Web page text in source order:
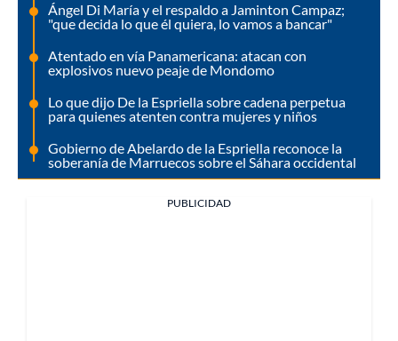
Ángel Di María y el respaldo a Jaminton Campaz;
"que decida lo que él quiera, lo vamos a bancar"
Atentado en vía Panamericana: atacan con
explosivos nuevo peaje de Mondomo
Lo que dijo De la Espriella sobre cadena perpetua
para quienes atenten contra mujeres y niños
Gobierno de Abelardo de la Espriella reconoce la
soberanía de Marruecos sobre el Sáhara occidental
PUBLICIDAD